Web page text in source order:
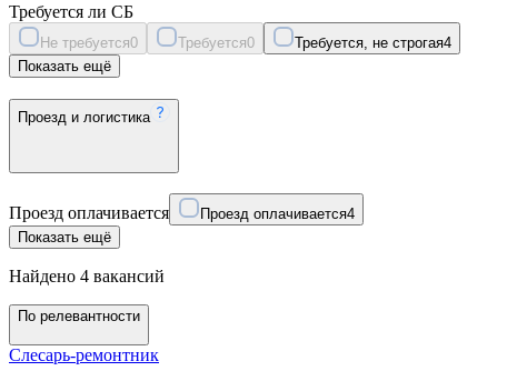
Требуется ли СБ
Не требуется0 Требуется0 Требуется, не строгая4
Показать ещё
Проезд и логистика
Проезд оплачивается Проезд оплачивается4
Показать ещё
Найдено 4 вакансий
По релевантности
Слесарь-ремонтник